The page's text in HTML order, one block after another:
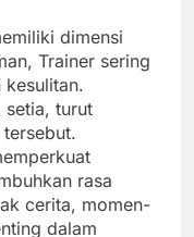
dimensi
Trainer sering
setia, turut
rasa
cerita, momen-
dalam